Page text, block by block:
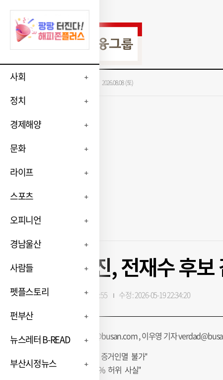
사회
정치
경제해양
문화
라이프
스포츠
오피니언
경남울산
사람들
펫플스토리
펀부산
뉴스레터 B-READ
부산시정뉴스
가장 많이 본 뉴스 2026.08.08 (토)
전 보좌진, 전재수 후
입력 : 2026-05-19 18:29:55 수정 : 2026-05-19 22:34:20
안준영 기자 jyoung@busan.com , 이우영 기자
"윗선 지시 없이 증거인멸 불가"
전 후보 측 "100% 허위 사실"